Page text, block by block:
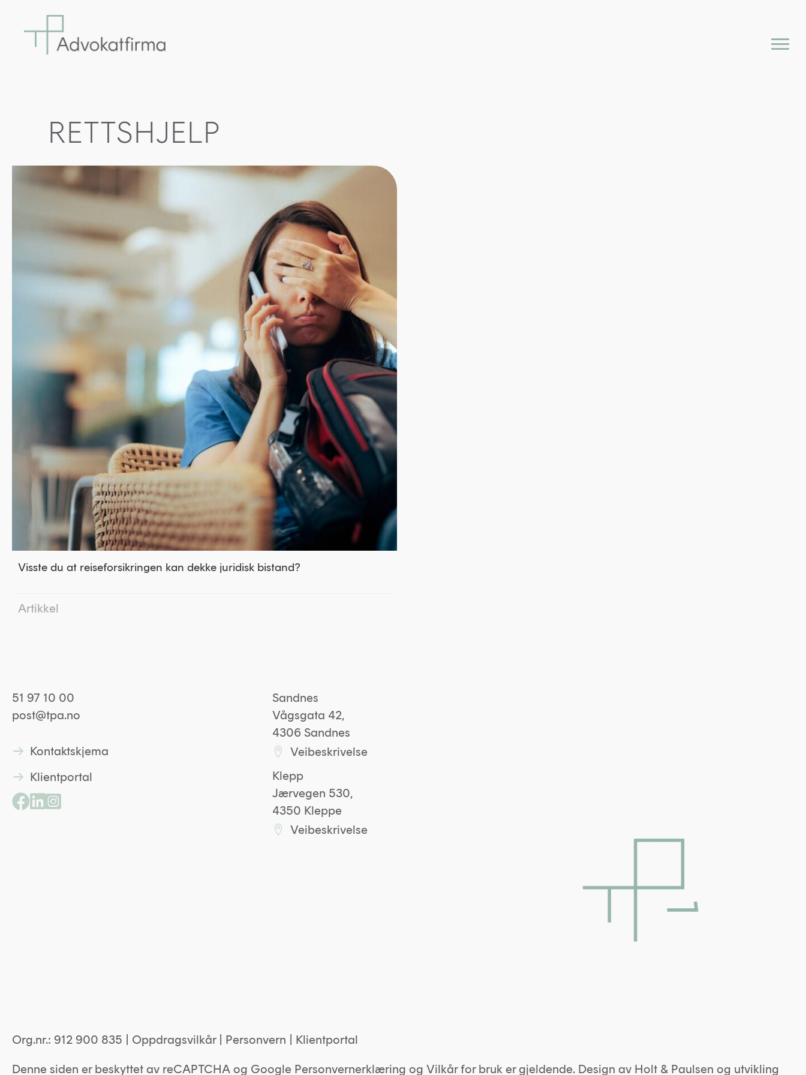
RETTSHJELP
Visste du at reiseforsikringen kan dekke juridisk bistand?
Artikkel
51 97 10 00
post@tpa.no
Lenke til kontaktskjema
Kontaktskjema
Lenke til kontaktskjema
Klientportal
Lenke til Facebookside
Lenke til Linkedin profil
Lenke til Instagramprofil
Sandnes
Vågsgata 42,
4306 Sandnes
Lenke til Sandneskontoret på Google maps
Veibeskrivelse
Klepp
Jærvegen 530,
4350 Kleppe
Lenke til Kleppkontoret på Google maps
Veibeskrivelse
Org.nr.: 912 900 835 | Oppdragsvilkår| Personvern Klientportal
Denne siden er beskyttet av reCAPTCHA og Google Personvernerklæring og Vilkår for bruk er gjeldende. Design av Holt & Paulsen og utvikling